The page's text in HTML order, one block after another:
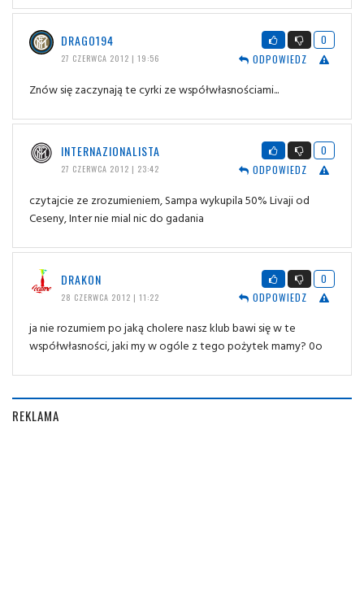
DRAGO194
27 CZERWCA 2012 | 19:56
0
ODPOWIEDZ
Znów się zaczynają te cyrki ze współwłasnościami...
INTERNAZIONALISTA
27 CZERWCA 2012 | 23:42
0
ODPOWIEDZ
czytajcie ze zrozumieniem, Sampa wykupila 50% Livaji od
Ceseny, Inter nie mial nic do gadania
DRAKON
28 CZERWCA 2012 | 11:22
0
ODPOWIEDZ
ja nie rozumiem po jaką cholere nasz klub bawi się w te
współwłasności, jaki my w ogóle z tego pożytek mamy? 0o
REKLAMA